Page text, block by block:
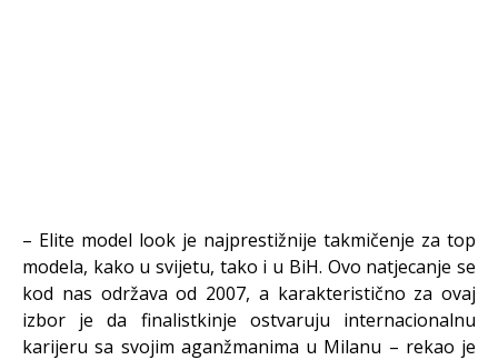
– Elite model look je najprestižnije takmičenje za top
modela, kako u svijetu, tako i u BiH. Ovo natjecanje se
kod nas održava od 2007, a karakteristično za ovaj
izbor je da finalistkinje ostvaruju internacionalnu
karijeru sa svojim aganžmanima u Milanu – rekao je